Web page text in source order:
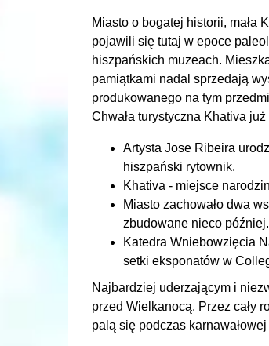
Miasto o bogatej historii, mała
pojawili się tutaj w epoce
hiszpańskich muzeach.
pamiątkami nadal sprzedają
produkowanego na tym
Chwała turystyczna Khativa
Artysta Jose Ribeira
hiszpański rytownik.
Khativa - miejsce
Miasto zachowało dwa
zbudowane nieco później.
Katedra Wniebowzięcia
setki eksponatów w
Najbardziej uderzającym i
przed Wielkanocą. Przez cały
palą się podczas